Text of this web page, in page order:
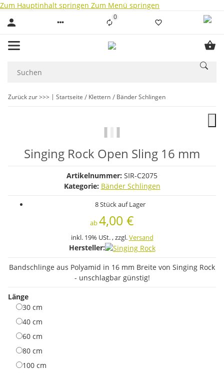
Zum Hauptinhalt springen Zum Menü springen
0Liste ist leer
Zurück zur >>> Startseite Klettern Bänder Schlingen
Singing Rock Open Sling 16 mm
Artikelnummer: SIR-C2075
Kategorie: Bänder Schlingen
8 Stück auf Lager
ab4,00 €
inkl. 19% USt. , zzgl.Versand
Hersteller:
Bandschlinge aus Polyamid in 16 mm Breite von Singing Rock
- unschlagbar günstig!
Länge
30 cm
40 cm
60 cm
80 cm
100 cm